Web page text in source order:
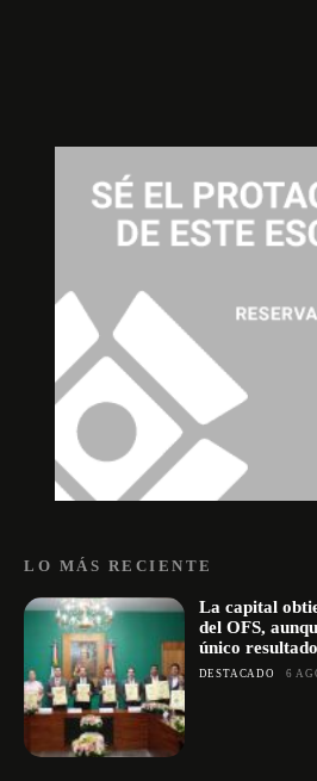
LO MÁS RECIENTE
La capital
del OFS,
único
DESTACADO 6